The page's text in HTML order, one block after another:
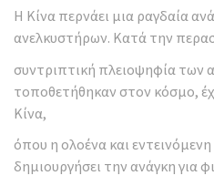
Η Κίνα περνάει μια ραγδαία
ανελκυστήρων. Κατά την
συντριπτική πλειοψηφία των
τοποθετήθηκαν στον κόσμο,
Κίνα,
όπου η ολοένα και εντεινόμενη
δημιουργήσει την ανάγκη για